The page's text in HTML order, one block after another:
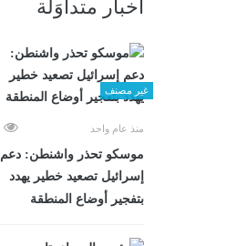
أخبار متداوَلة
غير مصنف
منذ عام واحد
موسكو تحذر واشنطن: دعم
إسرائيل تصعيد خطير يهدد
بتفجير أوضاع المنطقة